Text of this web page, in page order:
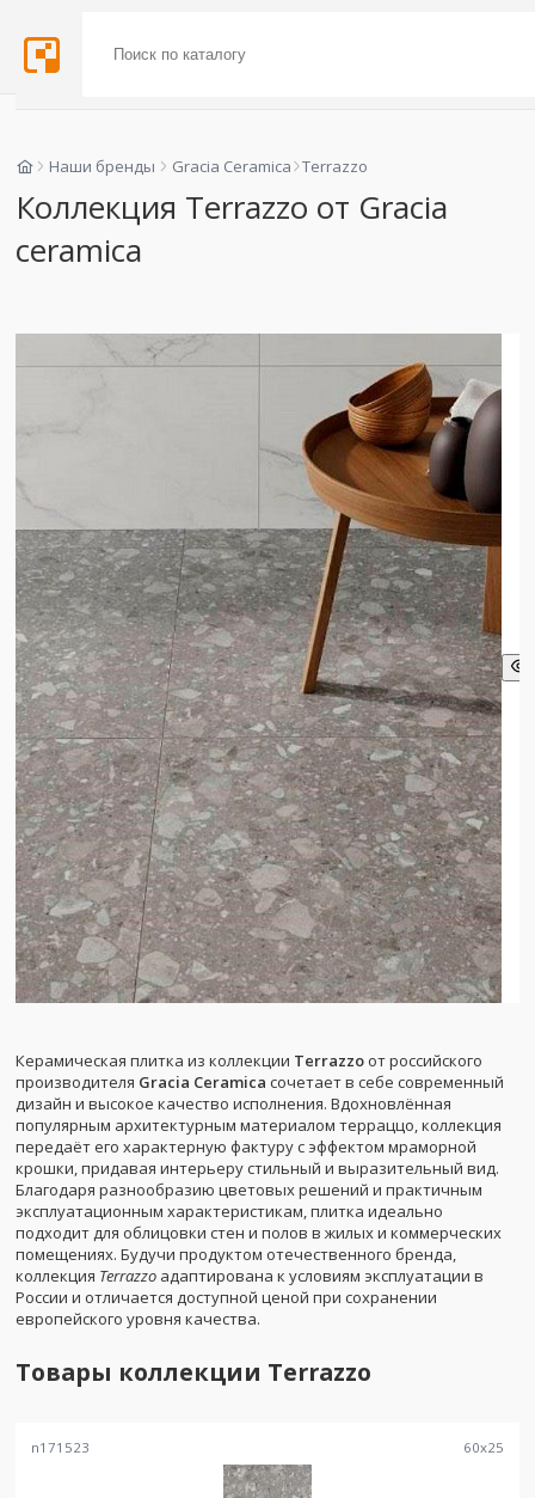
Наши бренды Gracia Ceramica Terrazzo
Коллекция Terrazzo от Gracia
ceramica
Керамическая плитка из коллекции Terrazzo от российского
производителя Gracia Ceramica сочетает в себе современный
дизайн и высокое качество исполнения. Вдохновлённая
популярным архитектурным материалом терраццо, коллекция
передаёт его характерную фактуру с эффектом мраморной
крошки, придавая интерьеру стильный и выразительный вид.
Благодаря разнообразию цветовых решений и практичным
эксплуатационным характеристикам, плитка идеально
подходит для облицовки стен и полов в жилых и коммерческих
помещениях. Будучи продуктом отечественного бренда,
коллекция Terrazzo адаптирована к условиям эксплуатации в
России и отличается доступной ценой при сохранении
европейского уровня качества.
Товары коллекции Terrazzo
n171523 60x25